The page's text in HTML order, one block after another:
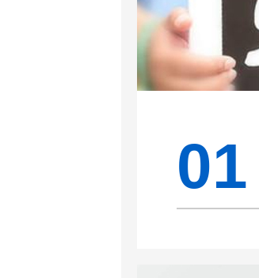
01